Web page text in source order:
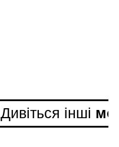
Дивіться інші